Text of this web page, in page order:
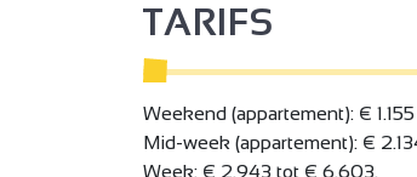
een keuken die uitkomt op
E naar beneden naar de
ontspanningsruimte met een
GEOPEND VANAF 15
Beleef een tijdloos intermezzo
Trakteer uzelf op een
TARIFS
Weekend (appartement): €
Mid-week (appartement): €
Week: € 2.943 tot € 6.603.